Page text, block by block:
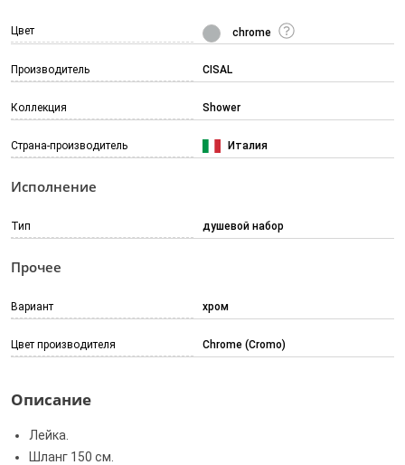
Цвет chrome
Производитель CISAL
Коллекция Shower
Страна-производитель Италия
Исполнение
Тип душевой набор
Прочее
Вариант хром
Цвет производителя Chrome (Cromo)
Описание
Лейка.
Шланг 150 см.